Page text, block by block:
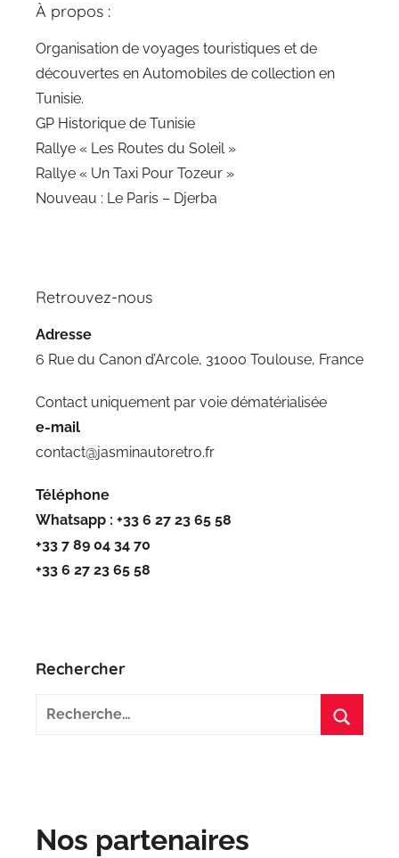
À propos :
Organisation de voyages touristiques et de
découvertes en Automobiles de collection en
Tunisie.
GP Historique de Tunisie
Rallye « Les Routes du Soleil »
Rallye « Un Taxi Pour Tozeur »
Nouveau : Le Paris – Djerba
Retrouvez-nous
Adresse
6 Rue du Canon d’Arcole, 31000 Toulouse, France
Contact uniquement par voie dématérialisée
e-mail
contact@jasminautoretro.fr
Téléphone
Whatsapp : +33 6 27 23 65 58
+33 7 89 04 34 70
+33 6 27 23 65 58
Rechercher
Recherche
Nos partenaires